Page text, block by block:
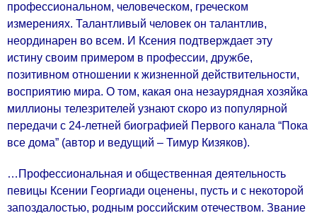
профессиональном, человеческом, греческом
измерениях. Талантливый человек он талантлив,
неординарен во всем. И Ксения подтверждает эту
истину своим примером в профессии, дружбе,
позитивном отношении к жизненной действительности,
восприятию мира. О том, какая она незаурядная хозяйка
миллионы телезрителей узнают скоро из популярной
передачи с 24-летней биографией Первого канала “Пока
все дома” (автор и ведущий – Тимур Кизяков).
…Профессиональная и общественная деятельность
певицы Ксении Георгиади оценены, пусть и с некоторой
запоздалостью, родным российским отечеством. Звание